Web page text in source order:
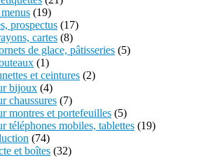
(19)
prospectus (17)
cartes (8)
de glace, pâtisseries (5)
(1)
et ceintures (2)
bijoux (4)
chaussures (7)
montres et portefeuilles (5)
téléphones mobiles, tablettes (19)
(74)
et boîtes (32)